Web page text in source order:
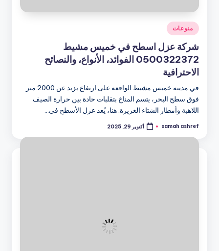
نُشر
في
منوعات
شركة عزل اسطح في خميس مشيط
0500322372 الفوائد، الأنواع، والنصائح
الاحترافية
في مدينة خميس مشيط الواقعة على ارتفاع يزيد عن 2000 متر
فوق سطح البحر، يتسم المناخ بتقلبات حادة بين حرارة الصيف
اللاهبة وأمطار الشتاء الغزيرة. هنا، يُعد عزل الأسطح في…
تمّ
بواسطة
samah ashref أكتوبر 29, 2025